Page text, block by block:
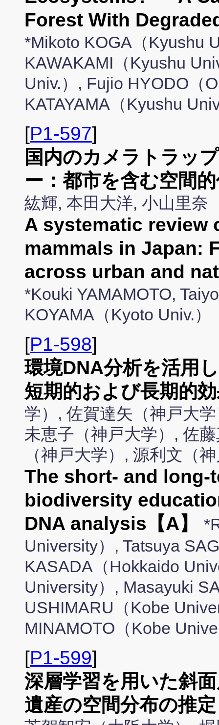
Forest With
*Mikoto KOGA（Kyushu
KAWAKAMI（Kyushu
Univ.）, Fujio HYODO（
KATAYAMA（Kyushu
[P1-597]
国内のカメラトラッ
ー：都市を含む空間
紘輝, 本田大洋, 小山里奈
A systematic review
mammals in Japan:
across urban and
*Kouki YAMAMOTO,
KOYAMA（Kyoto Univ.）
[P1-598]
環境DNA分析を活用
短期的および長期的
学）, 佐賀達矢（神戸大
未恵子（神戸大学）, 佐
（神戸大学）, 源利文（
The short- and
biodiversity
DNA analysis【A】
University）, Tatsuya
KASADA（Hokkaido
University）, Masayuki
USHIMARU（Kobe
MINAMOTO（Kobe
[P1-599]
深層学習を用いた斜
遺産の空間分布の推